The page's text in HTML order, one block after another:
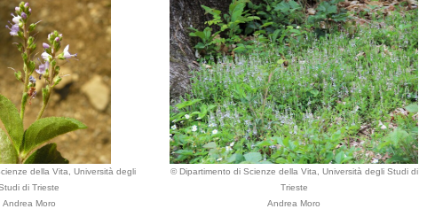
della Vita, Università degli
di Trieste
Andrea Moro
© Dipartimento di Scienze della Vita, Università degli Studi di
Trieste
Andrea Moro